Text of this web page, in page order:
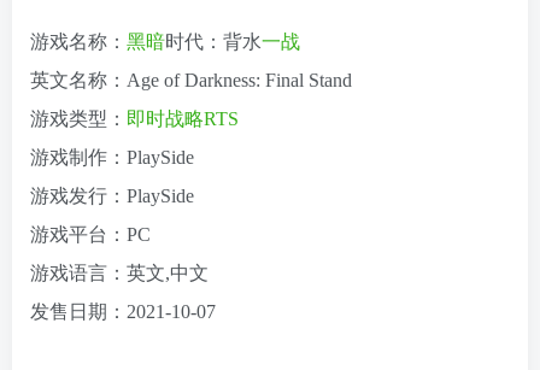
游戏名称： 黑暗时代：背水一战
英文名称：Age of Darkness: Final Stand
游戏类型： 即时战略RTS
游戏制作：PlaySide
游戏发行：PlaySide
游戏平台：PC
游戏语言：英文,中文
发售日期：2021-10-07